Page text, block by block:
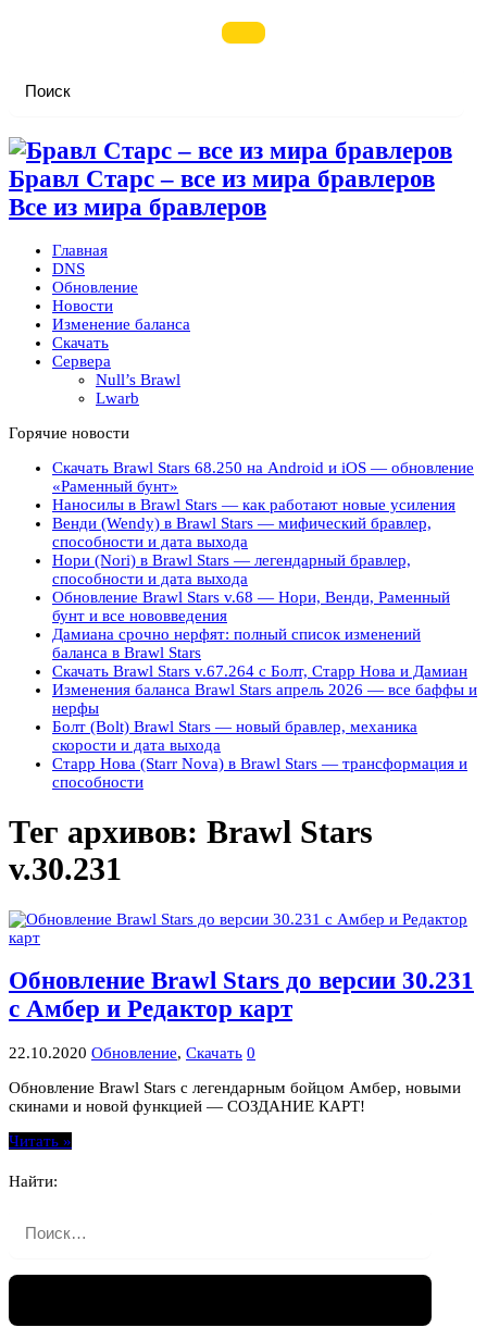
Бравл Старс – все из мира бравлеров
Все из мира бравлеров
Главная
DNS
Обновление
Новости
Изменение баланса
Скачать
Сервера
Null’s Brawl
Lwarb
Горячие новости
Скачать Brawl Stars 68.250 на Android и iOS — обновление
«Раменный бунт»
Наносилы в Brawl Stars — как работают новые усиления
Венди (Wendy) в Brawl Stars — мифический бравлер,
способности и дата выхода
Нори (Nori) в Brawl Stars — легендарный бравлер,
способности и дата выхода
Обновление Brawl Stars v.68 — Нори, Венди, Раменный
бунт и все нововведения
Дамиана срочно нерфят: полный список изменений
баланса в Brawl Stars
Скачать Brawl Stars v.67.264 с Болт, Старр Нова и Дамиан
Изменения баланса Brawl Stars апрель 2026 — все баффы и
нерфы
Болт (Bolt) Brawl Stars — новый бравлер, механика
скорости и дата выхода
Старр Нова (Starr Nova) в Brawl Stars — трансформация и
способности
Тег архивов: Brawl Stars
v.30.231
Обновление Brawl Stars до версии 30.231
с Амбер и Редактор карт
22.10.2020 Обновление, Скачать 0
Обновление Brawl Stars с легендарным бойцом Амбер, новыми
скинами и новой функцией — СОЗДАНИЕ КАРТ!
Читать »
Найти: